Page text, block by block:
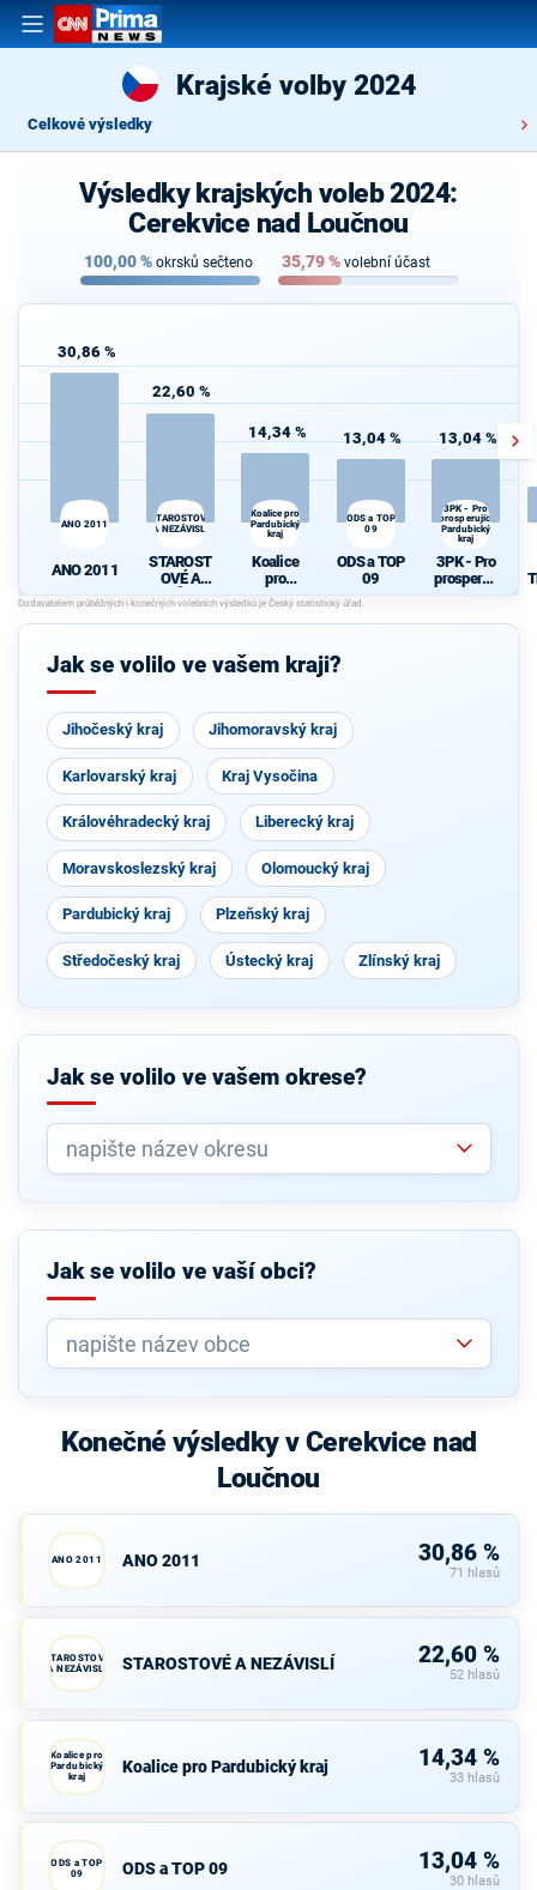
Krajské volby 2024
Celkové výsledky
Výsledky krajských voleb 2024:
Cerekvice nad Loučnou
100,00% okrsků sečteno 35,79% volební účast
30,86 %
ANO 2011
ANO 2011
22,60 %
STAROSTOVÉ
A NEZÁVISLÍ
STAROST
OVÉ A
NEZÁVISL
Í
14,34 %
Koalice pro
Pardubický
kraj
Koalice
pro
Pardubick
ý kraj
13,04 %
ODS a TOP
09
ODS a TOP
09
13,04 %
3PK - Pro
prosperující
Pardubický
kraj
3PK - Pro
prosperují
cí
ý kraj
Jak se volilo ve vašem kraji?
Jihočeský kraj Jihomoravský kraj
Karlovarský kraj Kraj Vysočina
Královéhradecký kraj Liberecký kraj
Moravskoslezský kraj Olomoucký kraj
Pardubický kraj Plzeňský kraj
Středočeský kraj Ústecký kraj Zlínský kraj
Jak se volilo ve vašem okrese?
Jak se volilo ve vaší obci?
Konečné výsledky v Cerekvice nad
Loučnou
ANO 2011 ANO 2011 30,86 %
71 hlasů
STAROSTOVÉ
A NEZÁVISLÍ
STAROSTOVÉ A NEZÁVISLÍ 22,60 %
52 hlasů
Koalice pro
Pardubický
kraj
Koalice pro Pardubický kraj 14,34 %
33 hlasů
ODS a TOP
09
ODS a TOP 09 13,04 %
30 hlasů